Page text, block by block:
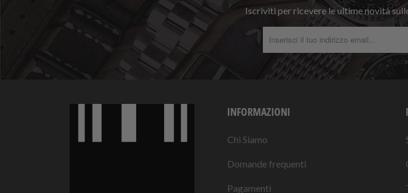
Iscriviti per ricevere le ultime novità
INFORMAZIONI
Chi Siamo
Domande frequenti
Pagamenti